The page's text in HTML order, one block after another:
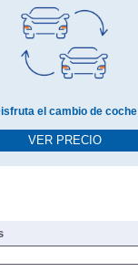
el cambio de coche
VER PRECIO